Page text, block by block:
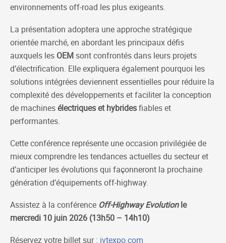
environnements off-road les plus exigeants.
La présentation adoptera une approche stratégique
orientée marché, en abordant les principaux défis
auxquels les OEM sont confrontés dans leurs projets
d’électrification. Elle expliquera également pourquoi les
solutions intégrées deviennent essentielles pour réduire la
complexité des développements et faciliter la conception
de machinesélectriqueset hybridesfiables et
performantes.
Cette conférence représente une occasion privilégiée de
mieux comprendre les tendances actuelles du secteur et
d’anticiper les évolutions qui façonneront la prochaine
génération d’équipements off-highway.
Assistez à la conférence Off-Highway Evolutionle
mercredi 10 juin 2026 (13h50 – 14h10)
Réservez votre billet sur : ivtexpo.com